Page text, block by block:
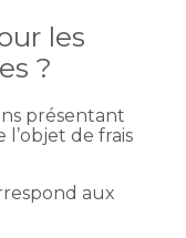
les
?
présentant
de frais
aux